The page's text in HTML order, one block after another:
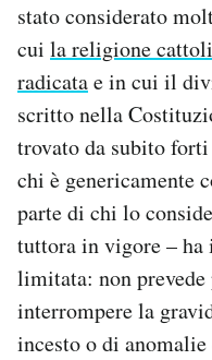
stato considerato
cui la religione
radicatae in cui il
scritto nella
trovato da subito
chi è genericamente
parte di chi lo
tuttora in vigore –
limitata: non
interrompere la
incesto o di